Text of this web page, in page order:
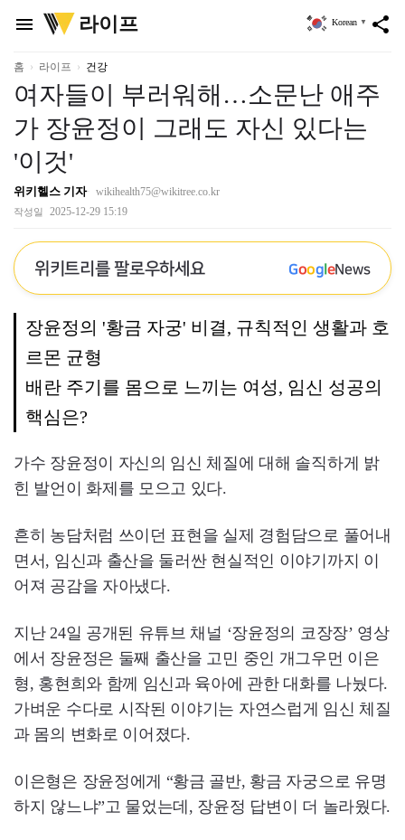
menu
위
키
리
라이프 share
Korean ▼
홈 라이프 건강
여자들이 부러워해…소문난 애주
가 장윤정이 그래도 자신 있다는
'이것'
위키헬스 기자 wikihealth75@wikitree.co.kr
작성일 2025-12-29 15:19
위키트리를 팔로우하세요 GoogleNews
장윤정의 '황금 자궁' 비결, 규칙적인 생활과 호
르몬 균형
배란 주기를 몸으로 느끼는 여성, 임신 성공의
핵심은?
가수 장윤정이 자신의 임신 체질에 대해 솔직하게 밝
힌 발언이 화제를 모으고 있다.
흔히 농담처럼 쓰이던 표현을 실제 경험담으로 풀어내
면서, 임신과 출산을 둘러싼 현실적인 이야기까지 이
어져 공감을 자아냈다.
지난 24일 공개된 유튜브 채널 ‘장윤정의 코장장’ 영상
에서 장윤정은 둘째 출산을 고민 중인 개그우먼 이은
형, 홍현희와 함께 임신과 육아에 관한 대화를 나눴다.
가벼운 수다로 시작된 이야기는 자연스럽게 임신 체질
과 몸의 변화로 이어졌다.
이은형은 장윤정에게 “황금 골반, 황금 자궁으로 유명
하지 않느냐”고 물었는데, 장윤정 답변이 더 놀라웠다.